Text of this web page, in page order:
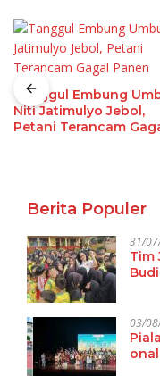
Tanggul Embung
Niti Jatimulyo Jebol,
Petani Terancam
Berita Populer
31/
Tim
03/